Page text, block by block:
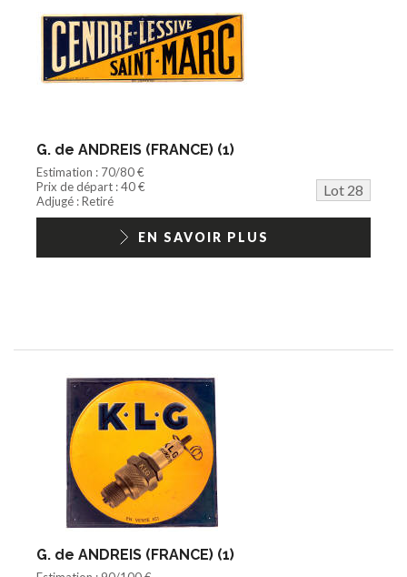
G. de ANDREIS (FRANCE) (1)
Estimation : 70/80 €
Prix de départ : 40 €
Lot 28
Adjugé : Retiré
EN SAVOIR PLUS
G. de ANDREIS (FRANCE) (1)